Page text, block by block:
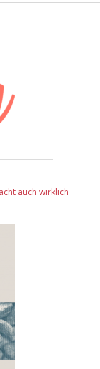
auch wirklich